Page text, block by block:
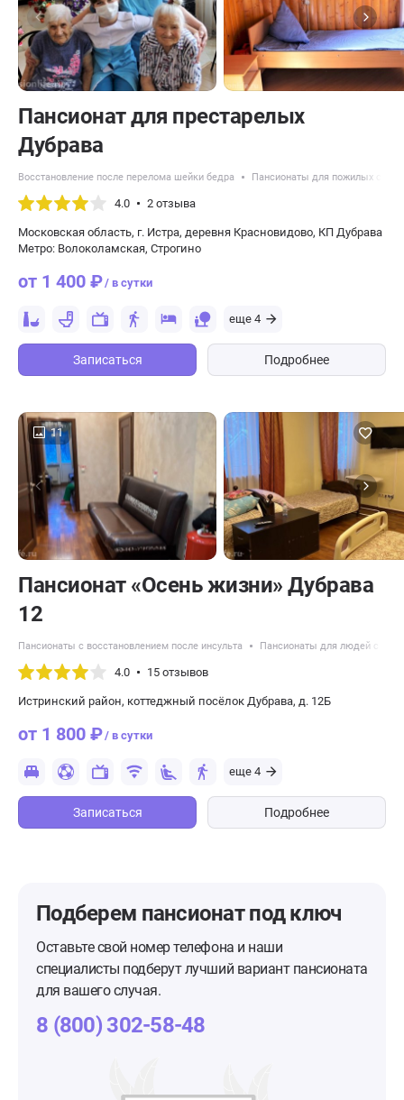
Пансионат для престарелых
Дубрава
Восстановление после перелома шейки бедра Пансионаты для пожилых с
4.0 2 отзыва
Московская область, г. Истра, деревня Красновидово, КП Дубрава
Метро: Волоколамская, Строгино
от 1 400 ₽/ в сутки
еще 4
Записаться Подробнее
11
Пансионат «Осень жизни» Дубрава
12
Пансионаты с восстановлением после инсульта Пансионаты для людей с
4.0 15 отзывов
Истринский район, коттеджный посёлок Дубрава, д. 12Б
от 1 800 ₽/ в сутки
еще 4
Записаться Подробнее
Подберем пансионатпод ключ
Оставьте свой номер телефона и наши
специалисты подберут лучший вариант пансионата
для вашего случая.
8 (800) 302-58-48